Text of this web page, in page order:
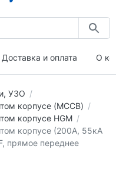
Доставка и оплата О
УЗО
корпусе (MCCB)
корпусе HGM
корпусе (200А, 55кА
прямое переднее